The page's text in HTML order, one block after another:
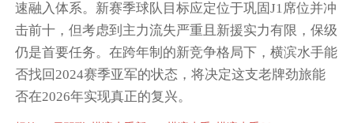
速融入体系。新赛季球队目标应定位于巩固J1席位并冲
击前十，但考虑到主力流失严重且新援实力有限，保级
仍是首要任务。在跨年制的新竞争格局下，横滨水手能
否找回2024赛季亚军的状态，将决定这支老牌劲旅能
否在2026年实现真正的复兴。